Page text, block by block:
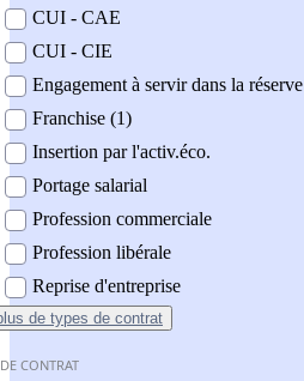
CUI - CAE
CUI - CIE
Engagement à servir dans la réserve
Franchise (1)
Insertion par l'activ.éco.
Portage salarial
Profession commerciale
Profession libérale
Reprise d'entreprise
de types de contrat
CONTRAT